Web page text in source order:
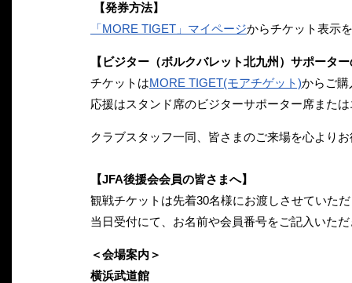
【発券方法】
「MORE TIGET」マイページからチケット表示
【ビジター（ボルクバレット北九州）サポータ
チケットはMORE TIGET(モアチゲット)からご購
応援はスタンド席のビジターサポーター席また
クラブスタッフ一同、皆さまのご来場を心より
【JFA後援会会員の皆さまへ】
観戦チケットは先着30名様にお渡しさせていた
当日受付にて、お名前や会員番号をご記入いた
＜会場案内＞
横浜武道館